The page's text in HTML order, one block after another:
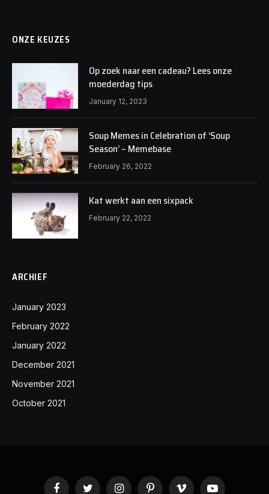
ONZE KEUZES
Op zoek naar een cadeau? Lees onze
moederdag tips
January 12, 2023
Soup Memes in Celebration of ‘Soup
Season’ – Memebase
February 26, 2022
Kat werkt aan een sixpack
February 22, 2022
ARCHIEF
January 2023
February 2022
January 2022
December 2021
November 2021
October 2021